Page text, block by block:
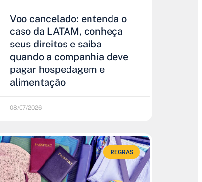
Voo cancelado: entenda o
caso da LATAM, conheça
seus direitos e saiba
quando a companhia deve
pagar hospedagem e
alimentação
08/07/2026
REGRAS